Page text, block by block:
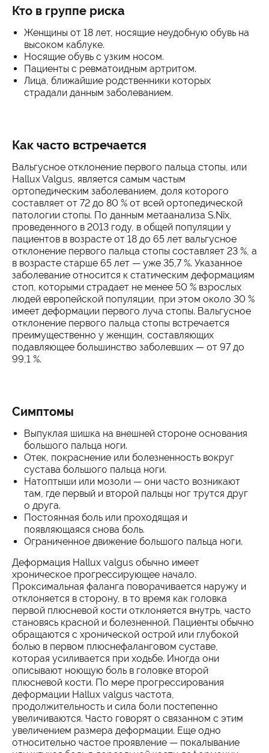
Кто в группе риска
Женщины от 18 лет, носящие неудобную обувь на
высоком каблуке.
Носящие обувь с узким носом.
Пациенты с ревматоидным артритом.
Лица, ближайшие родственники которых
страдали данным заболеванием.
Как часто встречается
Вальгусное отклонение первого пальца стопы, или
Hallux Valgus, является самым частым
ортопедическим заболеванием, доля которого
составляет от 72 до 80 % от всей ортопедической
патологии стопы. По данным метаанализа S.Nix,
проведенного в 2013 году, в общей популяции у
пациентов в возрасте от 18 до 65 лет вальгусное
отклонение первого пальца стопы составляет 23 %, а
в возрасте старше 65 лет — уже 35,7 %. Указанное
заболевание относится к статическим деформациям
стоп, которыми страдает не менее 50 % взрослых
людей европейской популяции, при этом около 30 %
имеет деформации первого луча стопы. Вальгусное
отклонение первого пальца стопы встречается
преимущественно у женщин, составляющих
подавляющее большинство заболевших — от 97 до
99,1 %.
Симптомы
Выпуклая шишка на внешней стороне основания
большого пальца ноги.
Отек, покраснение или болезненность вокруг
сустава большого пальца ноги.
Натоптыши или мозоли — они часто возникают
там, где первый и второй пальцы ног трутся друг
о друга.
Постоянная боль или проходящая и
появляющаяся снова боль.
Ограниченное движение большого пальца ноги.
Деформация Hallux valgus обычно имеет
хроническое прогрессирующее начало.
Проксимальная фаланга поворачивается наружу и
отклоняется в сторону, в то время как головка
первой плюсневой кости отклоняется внутрь, часто
становясь красной и болезненной. Пациенты обычно
обращаются с хронической острой или глубокой
болью в первом плюснефаланговом суставе,
которая усиливается при ходьбе. Иногда они
описывают ноющую боль в головке второй
плюсневой кости. По мере прогрессирования
деформации Hallux valgus частота,
продолжительность и сила боли постепенно
увеличиваются. Часто говорят о связанном с этим
увеличением размера деформации. Еще одно
относительно частое проявление — покалывание